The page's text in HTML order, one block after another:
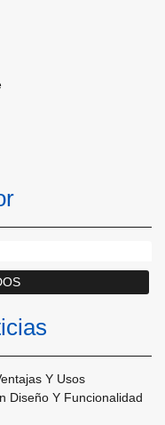
Y Usos
Diseño Y Funcionalidad